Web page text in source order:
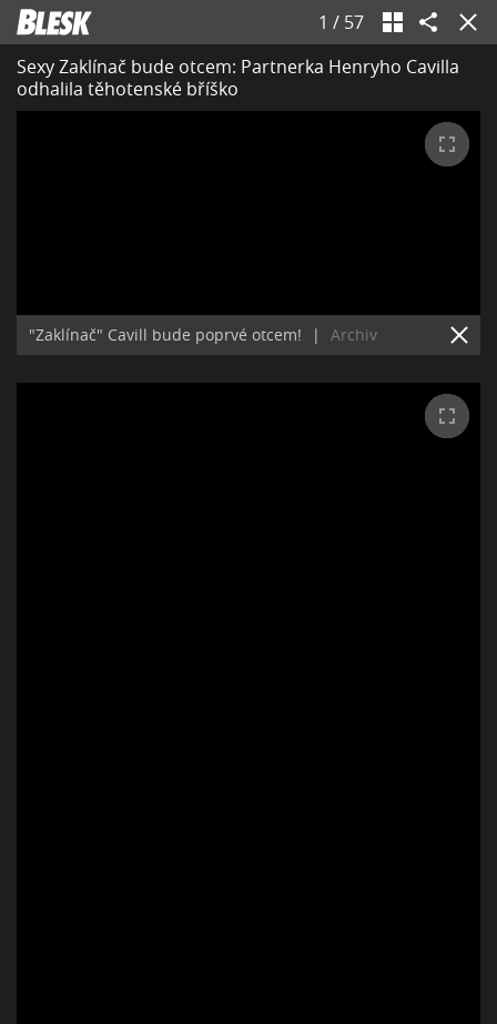
1 / 57
Sexy Zaklínač bude otcem: Partnerka Henryho Cavilla
odhalila těhotenské bříško
"Zaklínač" Cavill bude poprvé otcem! | Archiv